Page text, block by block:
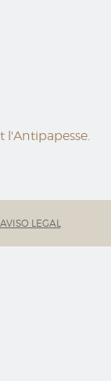
l'Antipapesse.
AVISO LEGAL